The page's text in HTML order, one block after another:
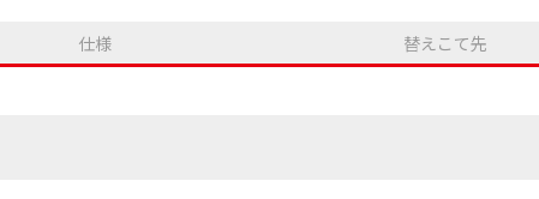
仕様 替えこて先